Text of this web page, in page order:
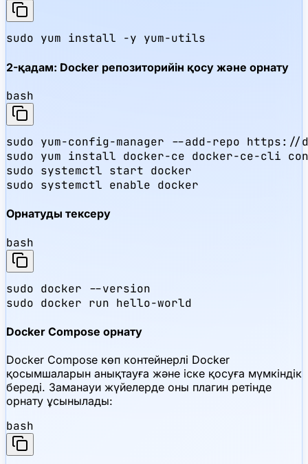
sudo yum install -y yum-utils
2-қадам: Docker репозиторийін қосу және орнату
bash
sudo yum-config-manager --add-repo https://
sudo yum install docker-ce docker-ce-cli
sudo systemctl start docker
sudo systemctl enable docker
Орнатуды тексеру
bash
sudo docker --version
sudo docker run hello-world
Docker Compose орнату
Docker Compose көп контейнерлі Docker
қосымшаларын анықтауға және іске қосуға мүмкіндік
береді. Заманауи жүйелерде оны плагин ретінде
орнату ұсынылады:
bash